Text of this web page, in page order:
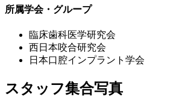
所属学会・グループ
臨床歯科医学研究会
西日本咬合研究会
日本口腔インプラント学会
スタッフ集合写真